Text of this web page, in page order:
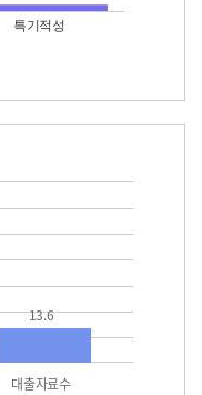
대출자료수
13.6